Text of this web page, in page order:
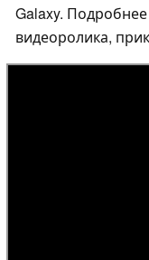
Galaxy.
видеоролика,